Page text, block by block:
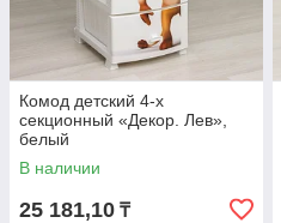
Комод детский 4-х
секционный «Декор. Лев»,
белый
В наличии
25 181,10 ₸